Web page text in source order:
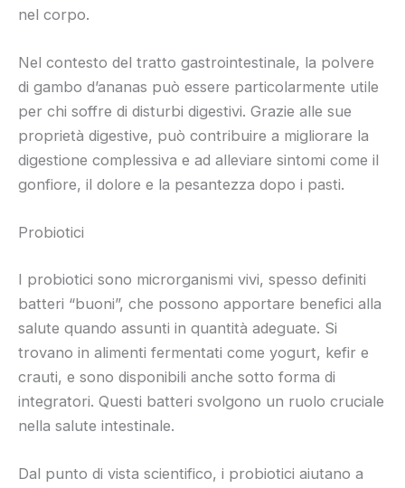
nel corpo.
Nel contesto del tratto gastrointestinale, la polvere
di gambo d’ananas può essere particolarmente utile
per chi soffre di disturbi digestivi. Grazie alle sue
proprietà digestive, può contribuire a migliorare la
digestione complessiva e ad alleviare sintomi come il
gonfiore, il dolore e la pesantezza dopo i pasti.
Probiotici
I probiotici sono microrganismi vivi, spesso definiti
batteri “buoni”, che possono apportare benefici alla
salute quando assunti in quantità adeguate. Si
trovano in alimenti fermentati come yogurt, kefir e
crauti, e sono disponibili anche sotto forma di
integratori. Questi batteri svolgono un ruolo cruciale
nella salute intestinale.
Dal punto di vista scientifico, i probiotici aiutano a